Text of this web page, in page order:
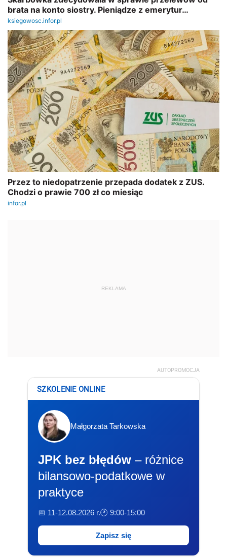
REKLAMA
AUTOPROMOCJA
SZKOLENIE ONLINE
Małgorzata Tarkowska
JPK bez błędów – różnice
bilansowo-podatkowe w
praktyce
📅 11-12.08.2026 r.🕐 9:00-15:00
Zapisz się